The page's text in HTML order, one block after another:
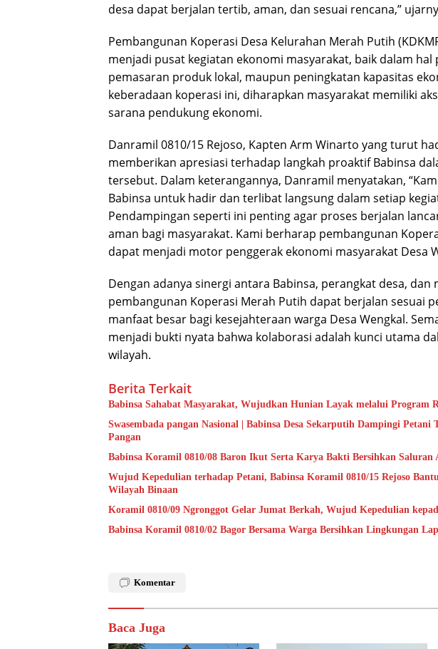
desa dapat berjalan tertib, aman, dan sesuai rencana,”
Pembangunan Koperasi Desa Kelurahan Merah Putih
menjadi pusat kegiatan ekonomi masyarakat, baik dalam hal
pemasaran produk lokal, maupun peningkatan kapasitas
keberadaan koperasi ini, diharapkan masyarakat memiliki
sarana pendukung ekonomi.
Danramil 0810/15 Rejoso, Kapten Arm Winarto yang turut
memberikan apresiasi terhadap langkah proaktif Babinsa
tersebut. Dalam keterangannya, Danramil menyatakan,
Babinsa untuk hadir dan terlibat langsung dalam setiap
Pendampingan seperti ini penting agar proses berjalan
aman bagi masyarakat. Kami berharap pembangunan
dapat menjadi motor penggerak ekonomi masyarakat Desa
Dengan adanya sinergi antara Babinsa, perangkat desa, dan
pembangunan Koperasi Merah Putih dapat berjalan sesuai
manfaat besar bagi kesejahteraan warga Desa Wengkal.
menjadi bukti nyata bahwa kolaborasi adalah kunci utama
wilayah.
Berita Terkait
Babinsa Sahabat Masyarakat, Wujudkan Hunian Layak melalui Program
Swasembada pangan Nasional | Babinsa Desa Sekarputih Dampingi
Pangan
Babinsa Koramil 0810/08 Baron Ikut Serta Karya Bakti Bersihkan
Wujud Kepedulian terhadap Petani, Babinsa Koramil 0810/15 Rejoso
Wilayah Binaan
Koramil 0810/09 Ngronggot Gelar Jumat Berkah, Wujud Kepedulian
Babinsa Koramil 0810/02 Bagor Bersama Warga Bersihkan Lingkungan
Komentar
Baca Juga